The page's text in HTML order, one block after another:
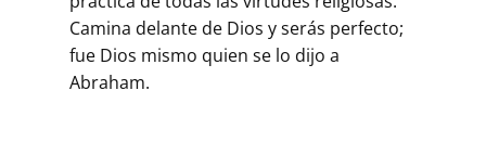
Camina delante de Dios y serás perfecto;
fue Dios mismo quien se lo dijo a
Abraham.